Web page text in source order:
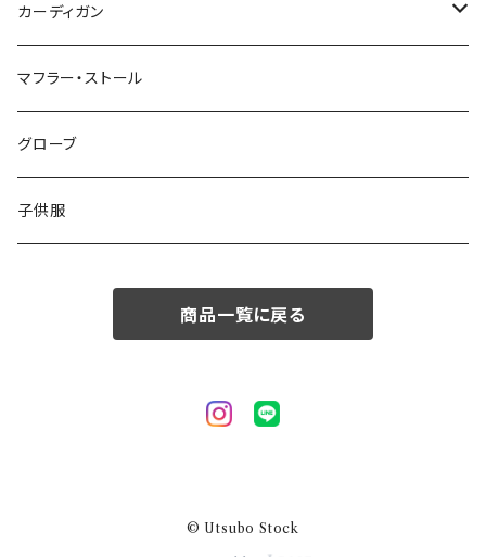
50/XL～
48/L
50/XL～
46/M
48/L
50/XL～
～44/S
46/M
48/L
50/XL～
カーディガン
～44/S
46/M
48/L
マフラー・ストール
グローブ
子供服
商品一覧に戻る
© Utsubo Stock